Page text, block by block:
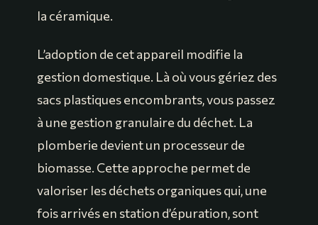
la céramique.
L’adoption de cet appareil modifie la
gestion domestique. Là où vous gériez des
sacs plastiques encombrants, vous passez
à une gestion granulaire du déchet. La
plomberie devient un processeur de
biomasse. Cette approche permet de
valoriser les déchets organiques qui, une
fois arrivés en station d’épuration, sont